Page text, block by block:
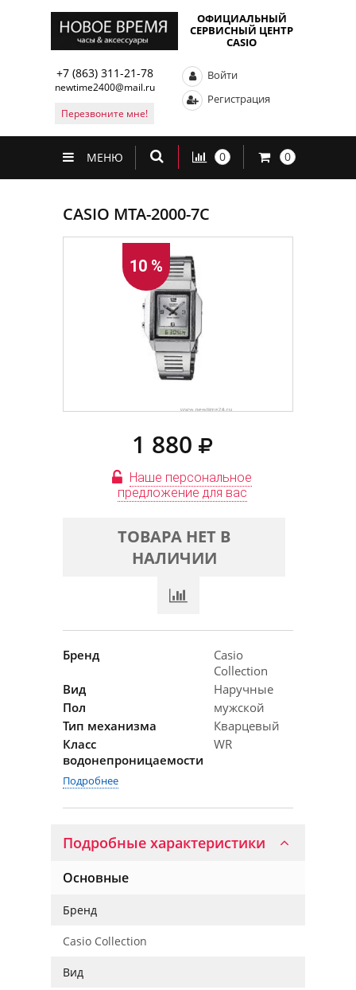
ОФИЦИАЛЬНЫЙ
СЕРВИСНЫЙ ЦЕНТР
CASIO
+7 (863) 311-21-78
newtime2400@mail.ru
Перезвоните мне!
Войти
Регистрация
МЕНЮ 0 0
CASIO MTA-2000-7C
10 %
1 880
Наше персональное
предложение для вас
ТОВАРА НЕТ В
НАЛИЧИИ
Бренд
Casio
Collection
Вид
Наручные
Пол
мужской
Тип механизма
Кварцевый
Класс
водонепроницаемости
WR
Подробнее
Подробные характеристики
Основные
Бренд
Casio Collection
Вид